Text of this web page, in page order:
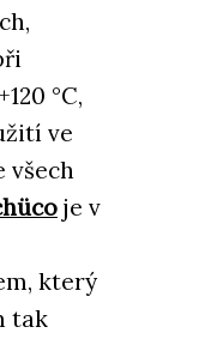
°C,
ve
všech
je v
který
tak